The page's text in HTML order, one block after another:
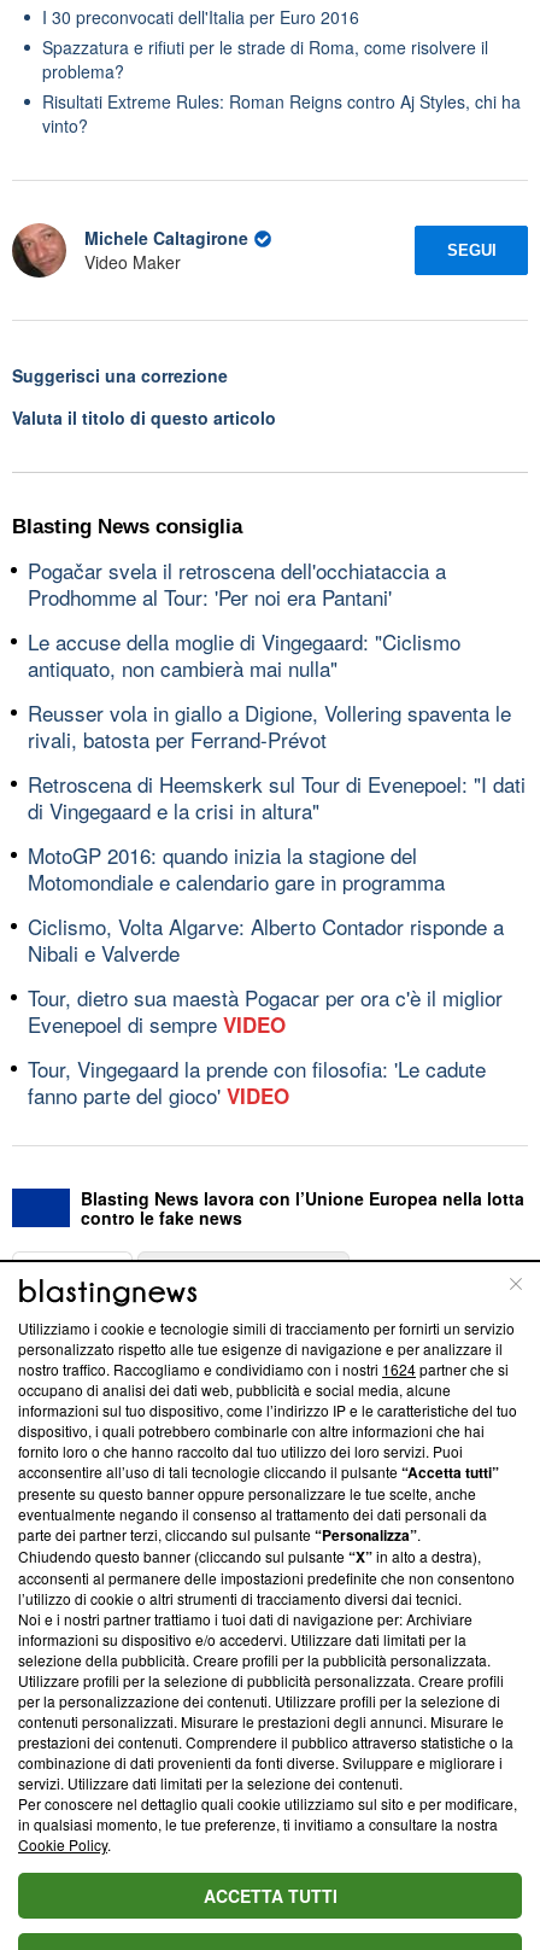
I 30 preconvocati dell'Italia per Euro 2016
Spazzatura e rifiuti per le strade di Roma, come risolvere il
problema?
Risultati Extreme Rules: Roman Reigns contro Aj Styles, chi ha
vinto?
Michele Caltagirone
Video Maker
SEGUI
Suggerisci una correzione
Valuta il titolo di questo articolo
Blasting News consiglia
Pogačar svela il retroscena dell'occhiataccia a
Prodhomme al Tour: 'Per noi era Pantani'
Le accuse della moglie di Vingegaard: "Ciclismo
antiquato, non cambierà mai nulla"
Reusser vola in giallo a Digione, Vollering spaventa le
rivali, batosta per Ferrand-Prévot
Retroscena di Heemskerk sul Tour di Evenepoel: "I dati
di Vingegaard e la crisi in altura"
MotoGP 2016: quando inizia la stagione del
Motomondiale e calendario gare in programma
Ciclismo, Volta Algarve: Alberto Contador risponde a
Nibali e Valverde
Tour, dietro sua maestà Pogacar per ora c'è il miglior
Evenepoel di sempre VIDEO
Tour, Vingegaard la prende con filosofia: 'Le cadute
fanno parte del gioco' VIDEO
Blasting News lavora con l’Unione Europea nella lotta
contro le fake news
ABOUT
Questa sezione offre informazioni trasparenti su Blasting
News, sui nostri processi editoriali e su come ci impegniamo a
creare news di qualità. Inoltre, afferma la nostra aderenza a
‘Trust Project - News with Integrity’Blasting News non è
ancora membro del programma, ma ha richiesto di farne
parte; Trust Project non ha ancora effettuato una verifica di
conformità agli standard.
Su di noi
Team editoriale
Corporate
Redazione
Informativa Privacy
Cookie Policy
Blasting SA, IDI CHE-247.845.224, Via Carlo Frasca, 3 - 6900
Lugano (Svizzera) Tel:+39 0690258937
© 2026 Blasting News
Utilizziamo i cookie e tecnologie simili di tracciamento per fornirti un servizio
personalizzato rispetto alle tue esigenze di navigazione e per analizzare il
nostro traffico. Raccogliamo e condividiamo con i nostri 1624partner che si
occupano di analisi dei dati web, pubblicità e social media, alcune
informazioni sul tuo dispositivo, come l’indirizzo IP e le caratteristiche del tuo
dispositivo, i quali potrebbero combinarle con altre informazioni che hai
fornito loro o che hanno raccolto dal tuo utilizzo dei loro servizi. Puoi
acconsentire all’uso di tali tecnologie cliccando il pulsante“Accetta tutti”
presente su questo banner oppure personalizzare le tue scelte, anche
eventualmente negando il consenso al trattamento dei dati personali da
parte dei partner terzi, cliccando sul pulsante“Personalizza”.
Chiudendo questo banner (cliccando sul pulsante“X”in alto a destra),
acconsenti al permanere delle impostazioni predefinite che non consentono
l’utilizzo di cookie o altri strumenti di tracciamento diversi dai tecnici.
Noi e i nostri partner trattiamo i tuoi dati di navigazione per: Archiviare
informazioni su dispositivo e/o accedervi. Utilizzare dati limitati per la
selezione della pubblicità. Creare profili per la pubblicità personalizzata.
Utilizzare profili per la selezione di pubblicità personalizzata. Creare profili
per la personalizzazione dei contenuti. Utilizzare profili per la selezione di
contenuti personalizzati. Misurare le prestazioni degli annunci. Misurare le
prestazioni dei contenuti. Comprendere il pubblico attraverso statistiche o la
combinazione di dati provenienti da fonti diverse. Sviluppare e migliorare i
servizi. Utilizzare dati limitati per la selezione dei contenuti.
Per conoscere nel dettaglio quali cookie utilizziamo sul sito e per modificare,
in qualsiasi momento, le tue preferenze, ti invitiamo a consultare la nostra
Cookie Policy.
ACCETTA TUTTI